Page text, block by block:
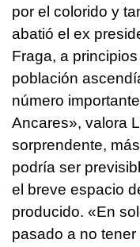
por el colorido y
abatió el ex
Fraga, a
población
número
Ancares», valora
sorprendente,
podría ser
el breve espacio
producido. «En
pasado a no